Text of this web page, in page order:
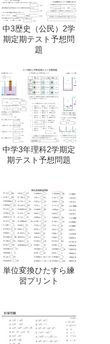
中3歴史（公民）2学
期定期テスト予想問
題
中学3年理科2学期定
期テスト予想問題
単位変換ひたすら練
習プリント